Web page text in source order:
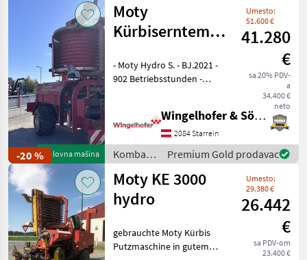
Kategorija 4 Država
TRENUTNA
PUTANJA
Poljoprivredna
tehnika
Kombajni
Kombajni
Za
Bundeve
Moty
IZABERITE
KATEGORIJU
Moty
Resetuj
Prikaži
rezultata
-20 % Polovna mašina
Moty
Kürbiserntemaschine
3000S
Umesto:
51.600 €
41.280
€
sa 20% PDV-
a
34.400 €
neto
- Moty Hydro S. - BJ.2021 -
902 Betriebsstunden -
Igelschild hinten - Igel
Einweiserbleche -
Igelentlast
Wingelhofer & Söhne GmbH
2084 Starrein
Kombajni
/ Moty
Premium Gold prodavac
Moty KE 3000
hydro
Umesto:
29.380 €
26.442
€
sa PDV-om
23.400 €
gebrauchte Moty Kürbis
Putzmaschine in gutem